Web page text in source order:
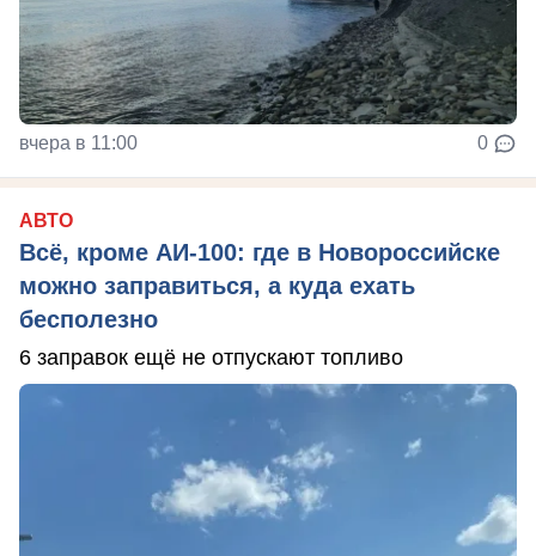
вчера в 11:00 0
АВТО
Всё, кроме АИ-100: где в Новороссийске
можно заправиться, а куда ехать
бесполезно
6 заправок ещё не отпускают топливо